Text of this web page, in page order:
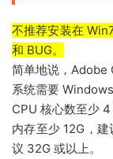
不推荐安装在
和 BUG。
简单地说，Adobe
系统需要
CPU 核心数至少 4
内存至少 12G，
议 32G 或以上。